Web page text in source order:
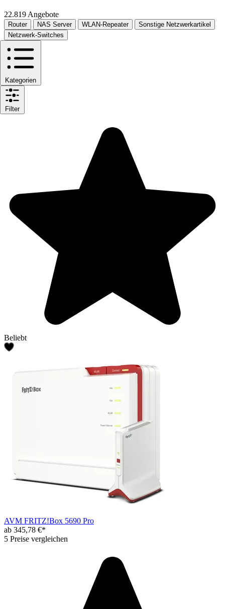
22.819 Angebote
Router NAS Server WLAN-Repeater
Sonstige Netzwerkartikel
Netzwerk-Switches
Kategorien
Filter
Beliebt
AVM FRITZ!Box 5690 Pro
ab 345,78 €*
5 Preise vergleichen